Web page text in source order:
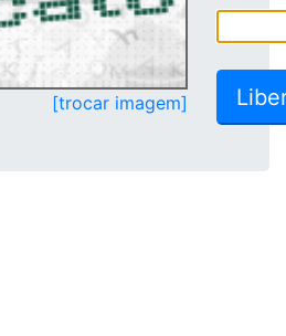
[trocar imagem]